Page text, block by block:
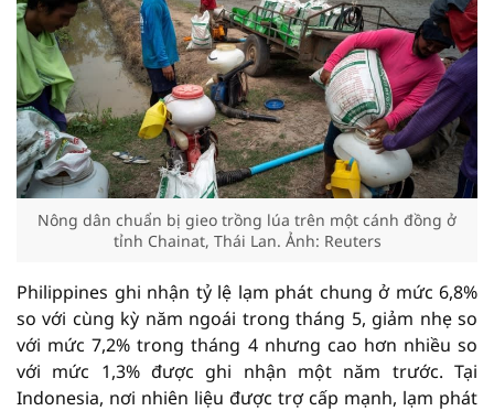
Nông dân chuẩn bị gieo trồng lúa trên một cánh đồng ở
tỉnh Chainat, Thái Lan. Ảnh: Reuters
Philippines ghi nhận tỷ lệ lạm phát chung ở mức 6,8%
so với cùng kỳ năm ngoái trong tháng 5, giảm nhẹ so
với mức 7,2% trong tháng 4 nhưng cao hơn nhiều so
với mức 1,3% được ghi nhận một năm trước. Tại
Indonesia, nơi nhiên liệu được trợ cấp mạnh, lạm phát